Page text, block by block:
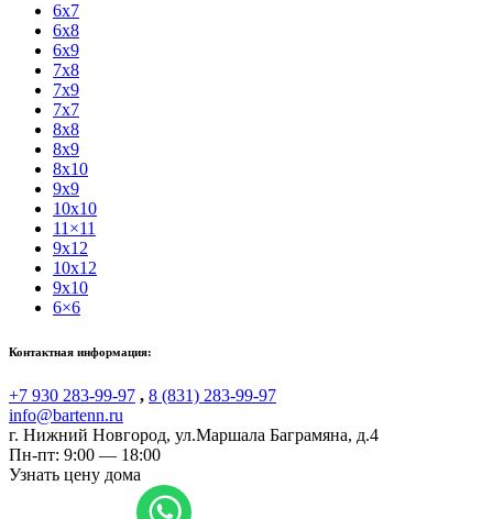
6x7
6x8
6x9
7x8
7x9
7x7
8x8
8x9
8x10
9x9
10x10
11×11
9x12
10x12
9x10
6×6
Контактная информация:
+7 930 283-99-97 , 8 (831) 283-99-97
info@bartenn.ru
г. Нижний Новгород, ул.Маршала Баграмяна, д.4
Пн-пт: 9:00 — 18:00
Узнать цену дома